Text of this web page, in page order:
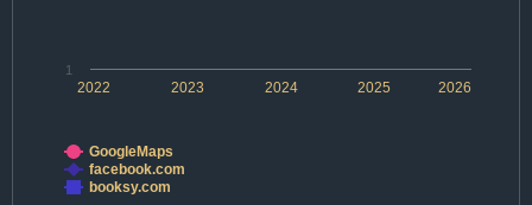
2022 2024 2026
2023 2025
1
GoogleMaps
facebook.com
booksy.com